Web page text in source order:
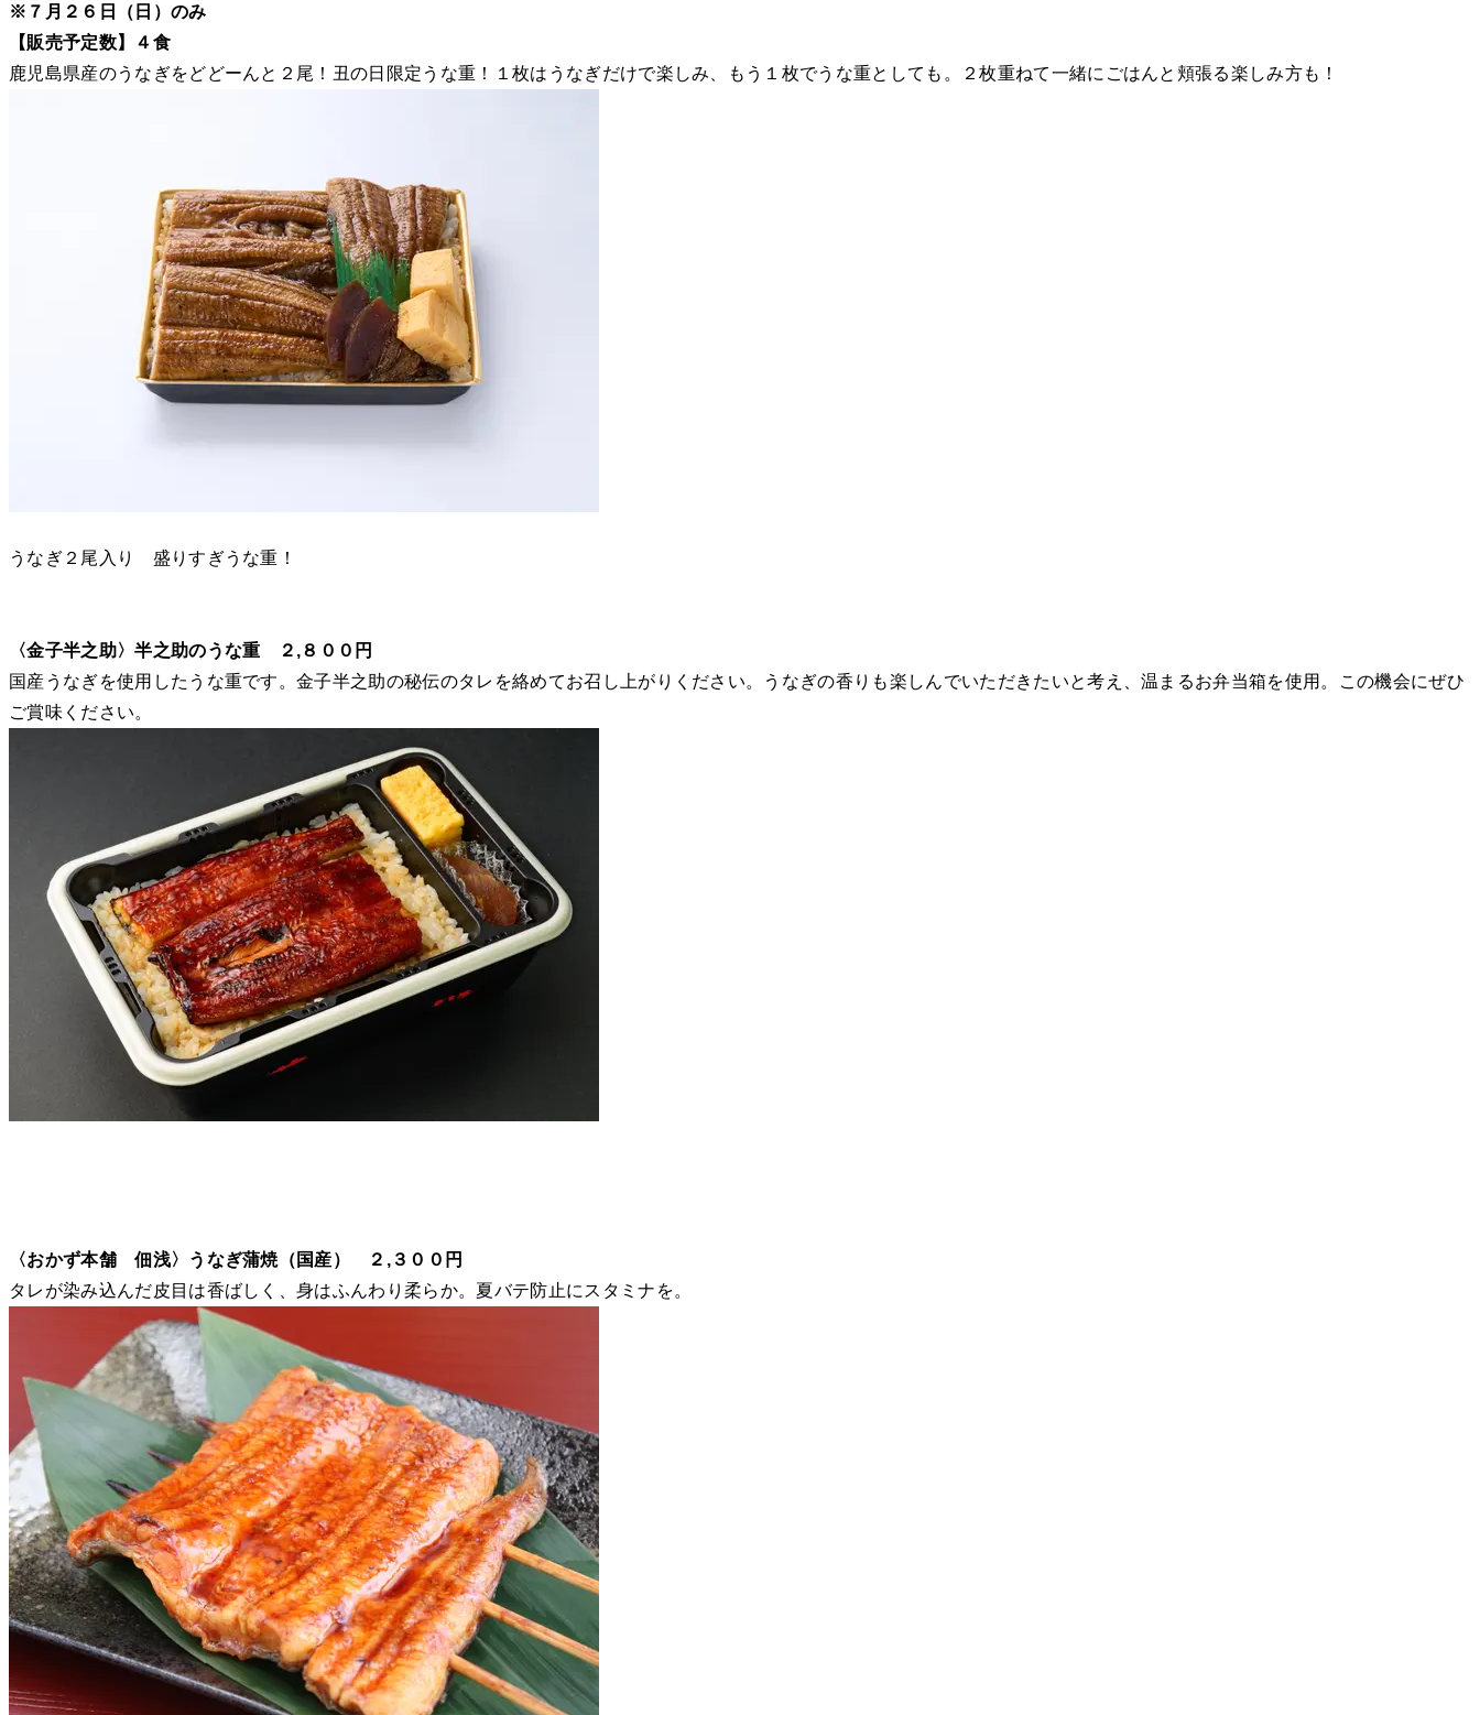
※７月２６日（日）のみ
【販売予定数】４食
鹿児島県産のうなぎをどどーんと２尾！丑の日限定うな重！１枚はうなぎだけで楽しみ、もう１枚でうな重としても。２枚重ねて一緒にごはんと頬張る楽しみ方も！
うなぎ２尾入り 盛りすぎうな重！
〈金子半之助〉半之助のうな重 ２,８００円
国産うなぎを使用したうな重です。金子半之助の秘伝のタレを絡めてお召し上がりください。うなぎの香りも楽しんでいただきたいと考え、温まるお弁当箱を使用。この機会にぜひ
ご賞味ください。
〈おかず本舗 佃浅〉うなぎ蒲焼（国産） ２,３００円
タレが染み込んだ皮目は香ばしく、身はふんわり柔らか。夏バテ防止にスタミナを。